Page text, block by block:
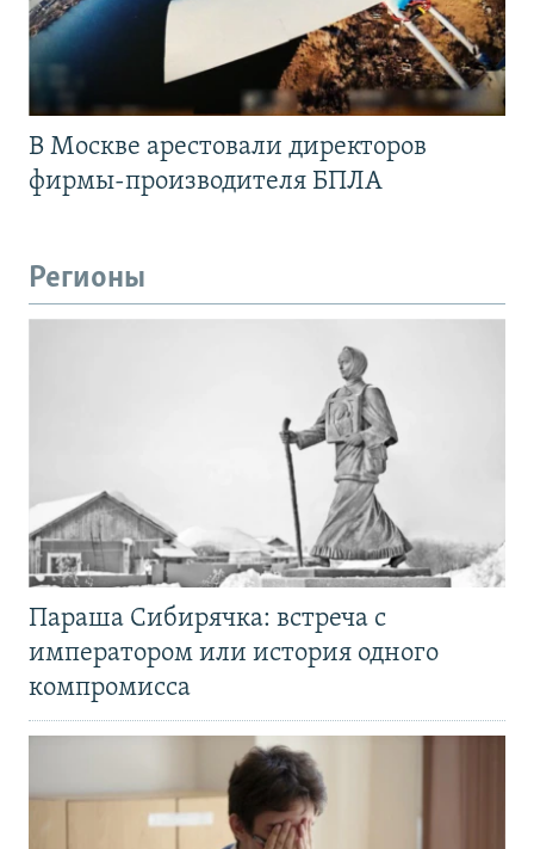
В Москве арестовали директоров
фирмы-производителя БПЛА
Регионы
Параша Сибирячка: встреча с
императором или история одного
компромисса